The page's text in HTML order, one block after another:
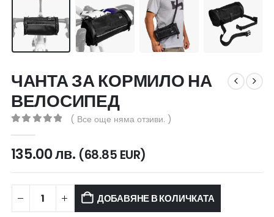
ЧАНТА ЗА КОРМИЛО НА
ВЕЛОСИПЕД
( Все още няма отзиви. )
135.00лв. (68.85 EUR)
ДОБАВЯНЕ В КОЛИЧКАТА